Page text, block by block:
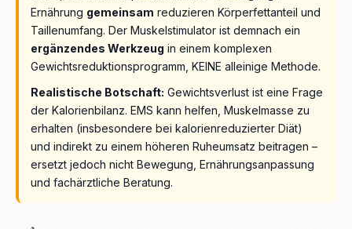
Ernährung gemeinsam reduzieren Körperfettanteil und
Taillenumfang. Der Muskelstimulator ist demnach ein
ergänzendes Werkzeug in einem komplexen
Gewichtsreduktionsprogramm, KEINE alleinige Methode.
Realistische Botschaft: Gewichtsverlust ist eine Frage
der Kalorienbilanz. EMS kann helfen, Muskelmasse zu
erhalten (insbesondere bei kalorienreduzierter Diät)
und indirekt zu einem höheren Ruheumsatz beitragen –
ersetzt jedoch nicht Bewegung, Ernährungsanpassung
und fachärztliche Beratung.